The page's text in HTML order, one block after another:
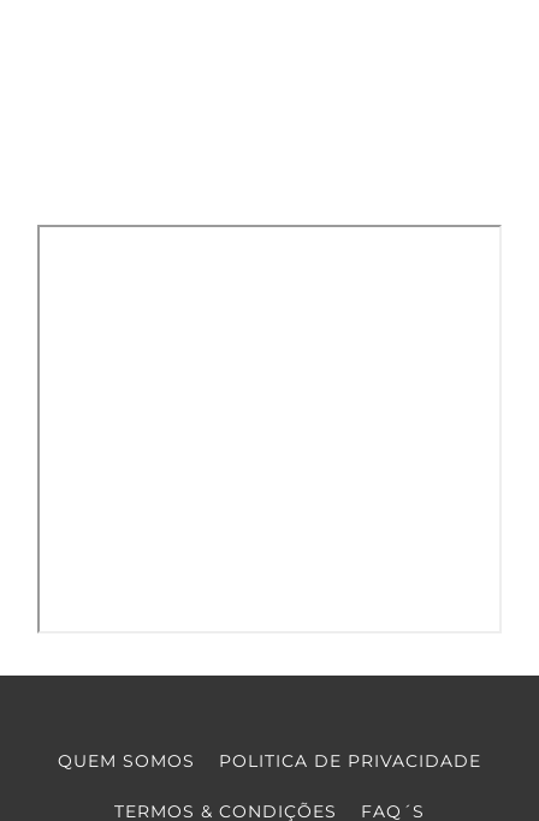
QUEM SOMOS POLITICA DE PRIVACIDADE
TERMOS & CONDIÇÕES FAQ´S